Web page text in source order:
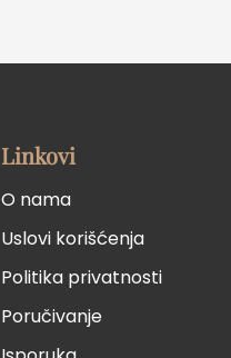
Linkovi
O nama
Uslovi korišćenja
Politika privatnosti
Poručivanje